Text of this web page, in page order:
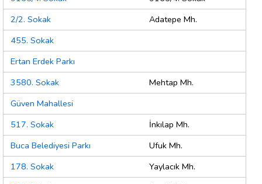
2/2. Sokak
Adatepe Mh.
455. Sokak
Ertan Erdek Parkı
3580. Sokak
Mehtap Mh.
Güven Mahallesi
517. Sokak
İnkılap Mh.
Buca Belediyesi Parkı
Ufuk Mh.
178. Sokak
Yaylacık Mh.